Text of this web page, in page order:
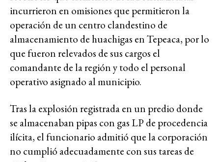
incurrieron en omisiones que permitieron la
operación de un centro clandestino de
almacenamiento de huachigas en Tepeaca, por lo
que fueron relevados de sus cargos el
comandante de la región y todo el personal
operativo asignado al municipio.
Tras la explosión registrada en un predio donde
se almacenaban pipas con gas LP de procedencia
ilícita, el funcionario admitió que la corporación
no cumplió adecuadamente con sus tareas de